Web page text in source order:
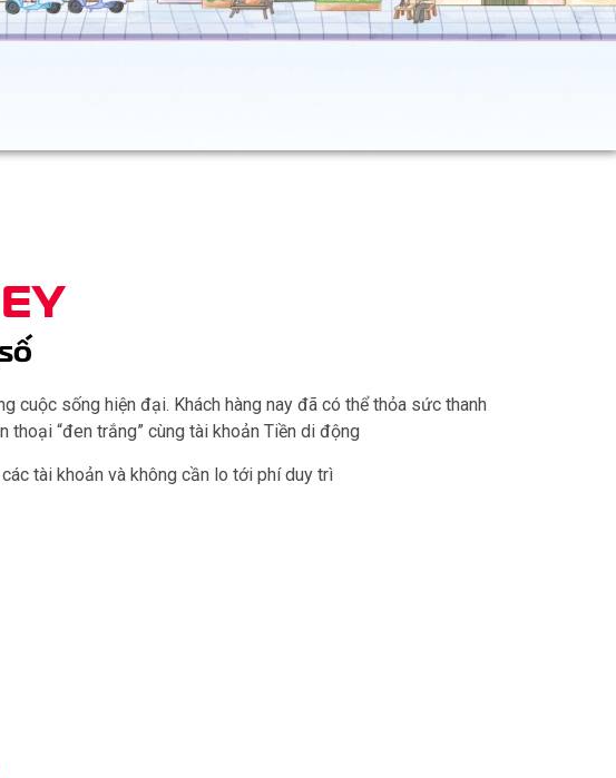
cuộc sống hiện đại. Khách hàng nay đã có thể thỏa sức thanh
“đen trắng” cùng tài khoản Tiền di động
tài khoản và không cần lo tới phí duy trì